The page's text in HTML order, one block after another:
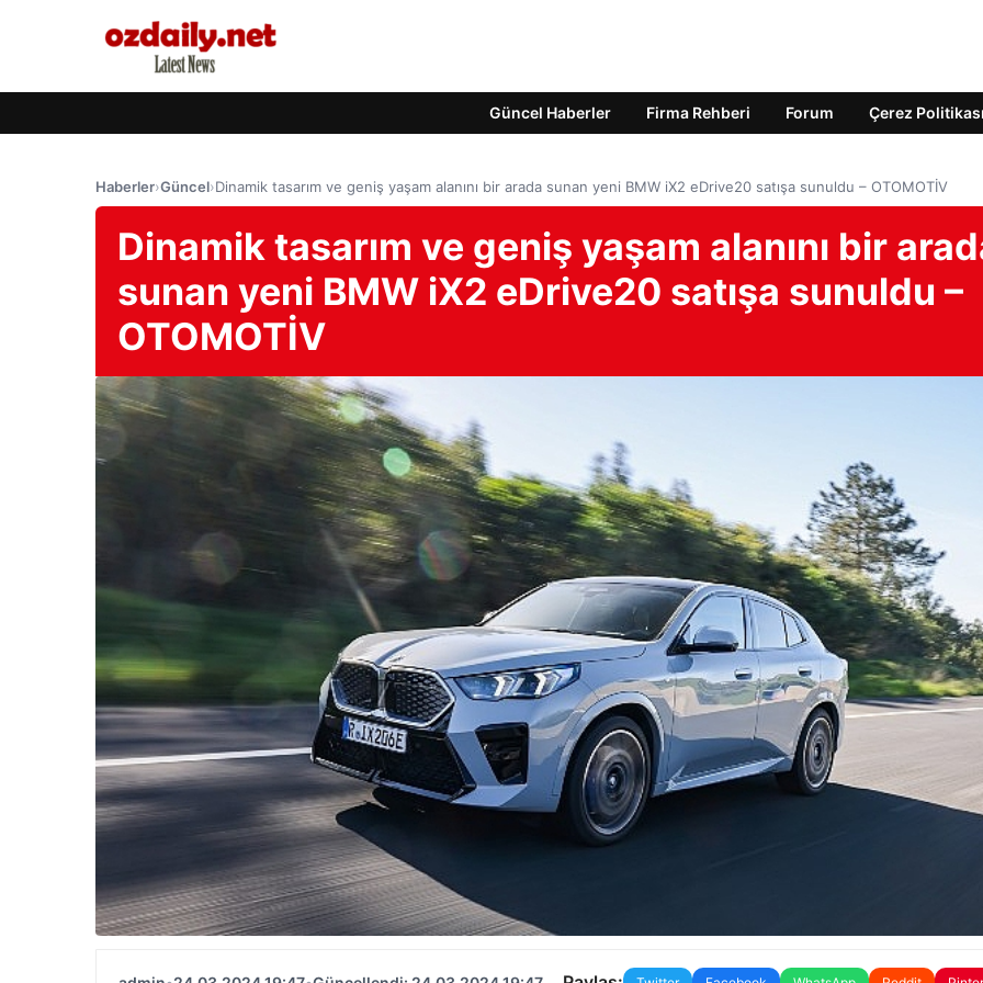
Güncel Haberler Firma Rehberi Forum Çerez Politikası
Haberler›Güncel›Dinamik tasarım ve geniş yaşam alanını bir arada sunan yeni BMW iX2 eDrive20 satışa sunuldu – OTOMOTİV
Dinamik tasarım ve geniş yaşam alanını bir
sunan yeni BMW iX2 eDrive20 satışa sunuldu –
OTOMOTİV